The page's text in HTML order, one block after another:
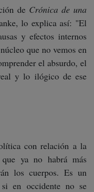
de Crónica de una
lo explica así: "El
y efectos internos
que no vemos en
el absurdo, el
y lo ilógico de ese
con relación a la
ya no habrá más
los cuerpos. Es un
en occidente no se